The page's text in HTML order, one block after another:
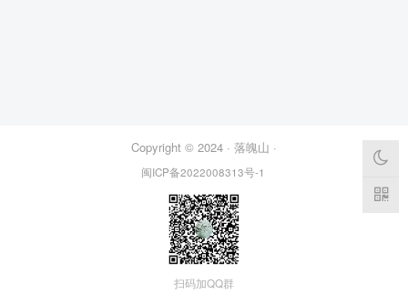
Copyright © 2024 · 落魄山 ·
闽ICP备2022008313号-1
扫码加QQ群